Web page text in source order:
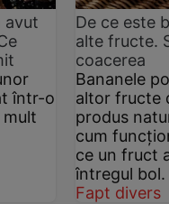
avut
într-o
De ce este
alte fructe.
coacerea
Bananele
altor fructe
produs
cum
ce un fruct
întregul bol.
Fapt divers